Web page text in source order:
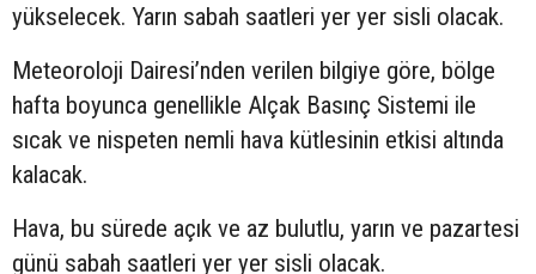
yükselecek. Yarın sabah saatleri yer yer sisli olacak.
Meteoroloji Dairesi’nden verilen bilgiye göre, bölge
hafta boyunca genellikle Alçak Basınç Sistemi ile
sıcak ve nispeten nemli hava kütlesinin etkisi altında
kalacak.
Hava, bu sürede açık ve az bulutlu, yarın ve pazartesi
günü sabah saatleri yer yer sisli olacak.